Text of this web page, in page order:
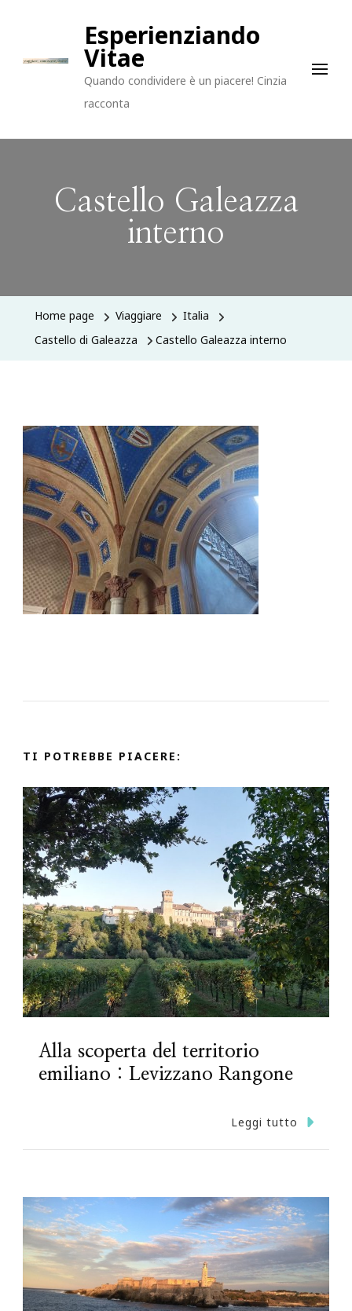
Esperienziando
Vitae
Quando condividere è un piacere! Cinzia
racconta
Castello Galeazza
interno
Home page Viaggiare
Italia
Castello di Galeazza
Castello Galeazza interno
TI POTREBBE PIACERE:
Alla scoperta del territorio
emiliano : Levizzano Rangone
Leggi tutto